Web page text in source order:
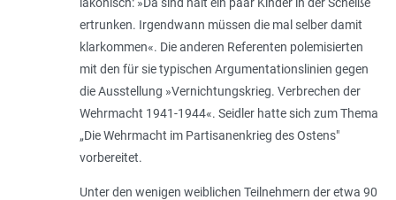
ertrunken. Irgendwann müssen die mal selber damit
klarkommen«. Die anderen Referenten polemisierten
mit den für sie typischen Argumentationslinien gegen
die Ausstellung »Vernichtungskrieg. Verbrechen der
Wehrmacht 1941-1944«. Seidler hatte sich zum Thema
„Die Wehrmacht im Partisanenkrieg des Ostens"
vorbereitet.
Unter den wenigen weiblichen Teilnehmern der etwa 90